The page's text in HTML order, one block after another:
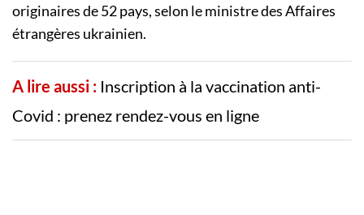
originaires de 52 pays, selon le ministre des Affaires
étrangères ukrainien.
A lire aussi : Inscription à la vaccination anti-
Covid : prenez rendez-vous en ligne